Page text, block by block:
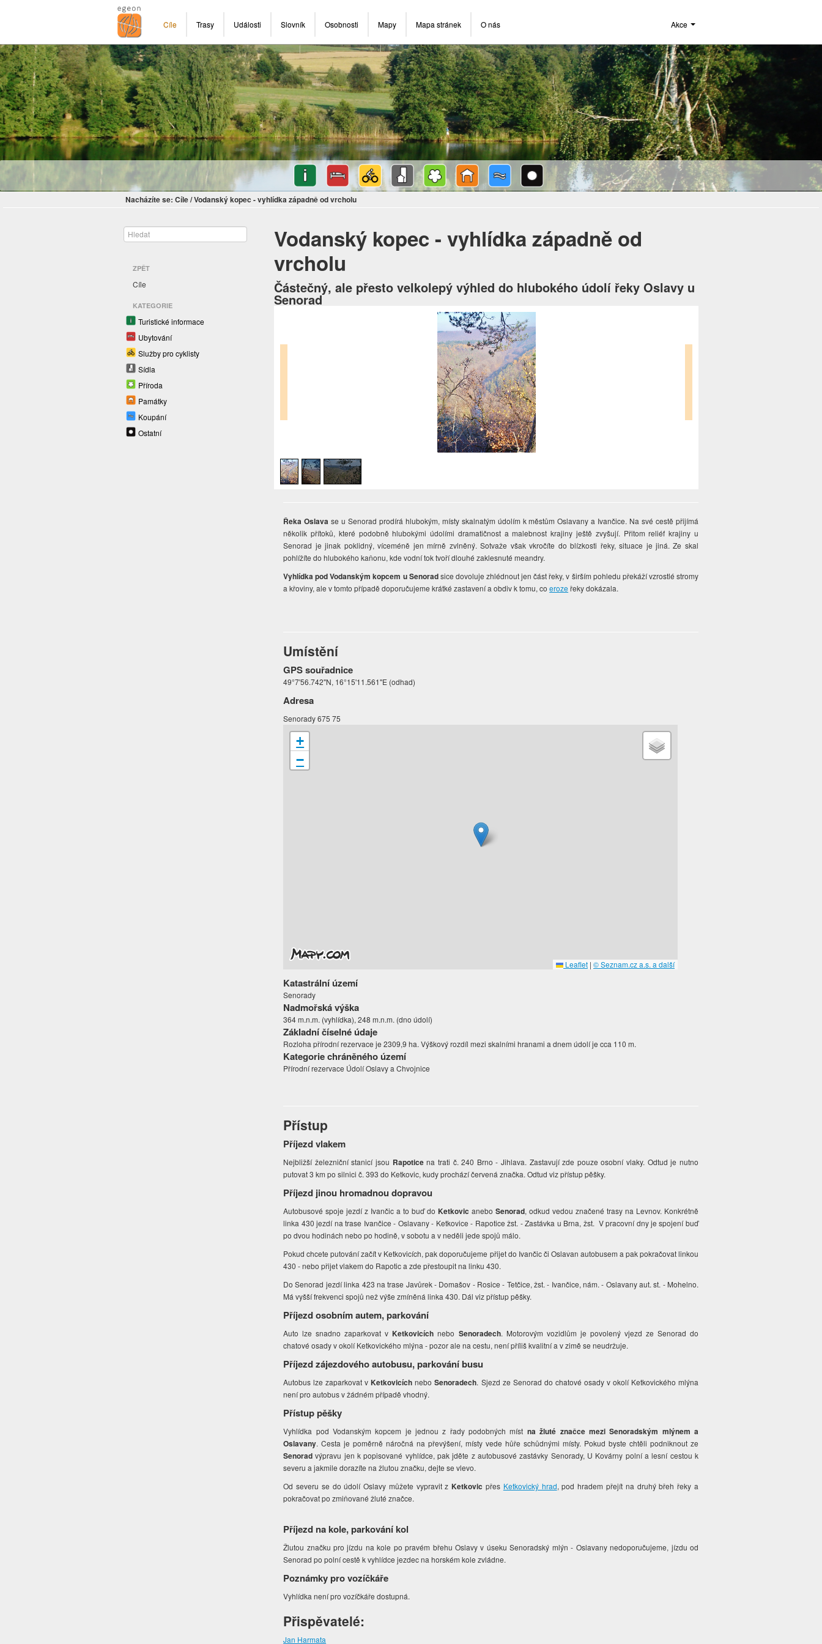
Cíle Trasy Události Slovník Osobnosti Mapy Mapa stránek O nás Akce
Nacházíte se: Cíle/Vodanský kopec - vyhlídka západně od vrcholu
ZPĚT
Cíle
KATEGORIE
Turistické informace
Ubytování
Služby pro cyklisty
Sídla
Příroda
Památky
Koupání
Ostatní
Vodanský kopec - vyhlídka západně od
vrcholu
Částečný, ale přesto velkolepý výhled do hlubokého údolí řeky Oslavy u
Senorad
Řeka Oslava se u Senorad prodírá hlubokým, místy skalnatým údolím k městům Oslavany a Ivančice. Na své cestě přijímá
několik přítoků, které podobně hlubokými údolími dramatičnost a malebnost krajiny ještě zvyšují. Přitom reliéf krajiny u
Senorad je jinak poklidný, víceméně jen mírně zvlněný. Sotvaže však vkročíte do blízkosti řeky, situace je jiná. Ze skal
pohlížíte do hlubokého kaňonu, kde vodní tok tvoří dlouhé zaklesnuté meandry.
Vyhlídka pod Vodanským kopcem u Senoradsice dovoluje zhlédnout jen část řeky, v širším pohledu překáží vzrostlé stromy
a křoviny, ale v tomto případě doporučujeme krátké zastavení a obdiv k tomu, coerozeřeky dokázala.
Umístění
GPS souřadnice
49°7'56.742"N, 16°15'11.561"E (odhad)
Adresa
Senorady 675 75
+
−
Leaflet | © Seznam.cz a.s. a další
Katastrální území
Senorady
Nadmořská výška
364 m.n.m. (vyhlídka), 248 m.n.m. (dno údolí)
Základní číselné údaje
Rozloha přírodní rezervace je 2309,9 ha. Výškový rozdíl mezi skalními hranami a dnem údolí je cca 110 m.
Kategorie chráněného území
Přírodní rezervace Údolí Oslavy a Chvojnice
Přístup
Příjezd vlakem
Nejbližší železniční stanicí jsou Rapoticena trati č. 240 Brno - Jihlava. Zastavují zde pouze osobní vlaky. Odtud je nutno
putovat 3 km po silnici č. 393 do Ketkovic, kudy prochází červená značka. Odtud viz přístup pěšky.
Příjezd jinou hromadnou dopravou
Autobusové spoje jezdí z Ivančic a to buď do Ketkovic aneboSenorad, odkud vedou značené trasy na Levnov. Konkrétně
linka 430 jezdí na trase Ivančice - Oslavany - Ketkovice - Rapotice žst. - Zastávka u Brna, žst. V pracovní dny je spojení buď
po dvou hodinách nebo po hodině, v sobotu a v neděli jede spojů málo.
Pokud chcete putování začít v Ketkovicích, pak doporučujeme přijet do Ivančic či Oslavan autobusem a pak pokračovat linkou
430 - nebo přijet vlakem do Rapotic a zde přestoupit na linku 430.
Do Senorad jezdí linka 423 na trase Javůrek - Domašov - Rosice - Tetčice, žst. - Ivančice, nám. - Oslavany aut. st. - Mohelno.
Má vyšší frekvenci spojů než výše zmíněná linka 430. Dál viz přístup pěšky.
Příjezd osobním autem, parkování
Auto lze snadno zaparkovat v Ketkovicíchnebo Senoradech. Motorovým vozidlům je povolený vjezd ze Senorad do
chatové osady v okolí Ketkovického mlýna - pozor ale na cestu, není příliš kvalitní a v zimě se neudržuje.
Příjezd zájezdového autobusu, parkování busu
Autobus lze zaparkovat v Ketkovicích neboSenoradech. Sjezd ze Senorad do chatové osady v okolí Ketkovického mlýna
není pro autobus v žádném případě vhodný.
Přístup pěšky
Vyhlídka pod Vodanským kopcem je jednou z řady podobných míst na žluté značce mezi Senoradským mlýnem a
Oslavany. Cesta je poměrně náročná na převýšení, místy vede hůře schůdnými místy. Pokud byste chtěli podniknout ze
Senorad výpravu jen k popisované vyhlídce, pak jděte z autobusové zastávky Senorady, U Kovárny polní a lesní cestou k
severu a jakmile dorazíte na žlutou značku, dejte se vlevo.
Od severu se do údolí Oslavy můžete vypravit z Ketkovic přes Ketkovický hrad, pod hradem přejít na druhý břeh řeky a
pokračovat po zmiňované žluté značce.
Příjezd na kole, parkování kol
Žlutou značku pro jízdu na kole po pravém břehu Oslavy v úseku Senoradský mlýn - Oslavany nedoporučujeme, jízdu od
Senorad po polní cestě k vyhlídce jezdec na horském kole zvládne.
Poznámky pro vozíčkáře
Vyhlídka není pro vozíčkáře dostupná.
Přispěvatelé:
Jan Harmata